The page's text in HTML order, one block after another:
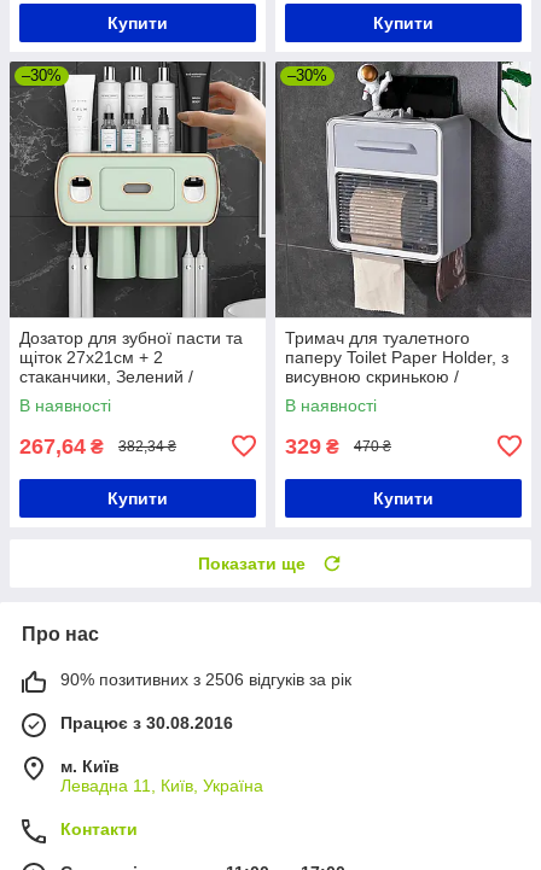
Купити Купити
–30%
Дозатор для зубної пасти та
щіток 27х21см + 2
стаканчики, Зелений /
Тримач для зубних щіток
настінний
В наявності
267,64 ₴ 382,34 ₴
Купити
–30%
Тримач для туалетного
паперу Toilet Paper Holder, з
висувною скринькою /
Диспенсер-бокс для
туалетного паперу
В наявності
329 ₴ 470 ₴
Купити
Показати ще
Про нас
90% позитивних з 2506 відгуків за рік
Працює з 30.08.2016
м. Київ
Левадна 11, Київ, Україна
Контакти